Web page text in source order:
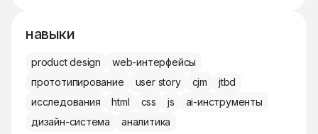
навыки
product design
web-интерфейсы
прототипирование
user story cjm
jtbd
исследования
html css js
ai-инструменты
дизайн-система
аналитика